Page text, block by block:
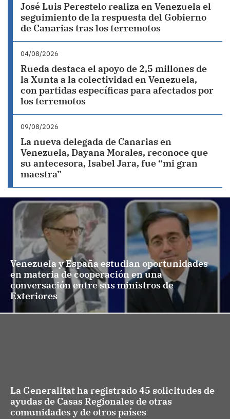
José Luis Perestelo realiza en Venezuela el
seguimiento de la respuesta del Gobierno
de Canarias tras los terremotos
04/08/2026
Rueda destaca el apoyo de 2,5 millones de
la Xunta a la colectividad en Venezuela,
con partidas específicas para afectados por
los terremotos
09/08/2026
La nueva delegada de Canarias en
Venezuela, Dayana Morales, reconoce que
su antecesora, Isabel Jara, fue “mi gran
maestra”
Venezuela y España estudian oportunidades
en materia de cooperación en una
conversación entre sus ministros de
Exteriores
La Generalitat ha registrado 45 solicitudes de
ayudas de Casas Regionales de otras
comunidades y de otros países